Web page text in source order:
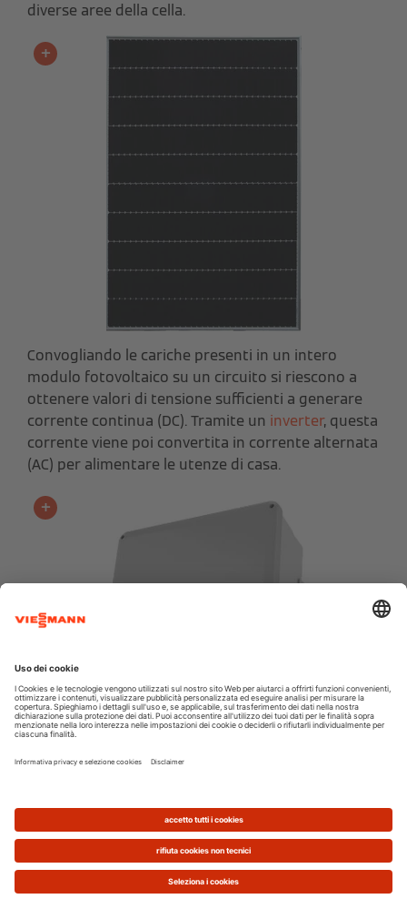
diverse aree della cella.
Convogliando le cariche presenti in un intero
modulo fotovoltaico su un circuito si riescono a
ottenere valori di tensione sufficienti a generare
corrente continua (DC). Tramite un inverter, questa
corrente viene poi convertita in corrente alternata
(AC) per alimentare le utenze di casa.
Quali sono le diverse tipologie di
pannelli fotovoltaici disponibili sul
mercato?